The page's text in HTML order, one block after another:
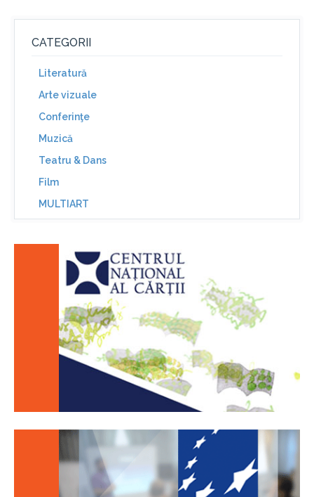
CATEGORII
Literatură
Arte vizuale
Conferinţe
Muzică
Teatru & Dans
Film
MULTIART